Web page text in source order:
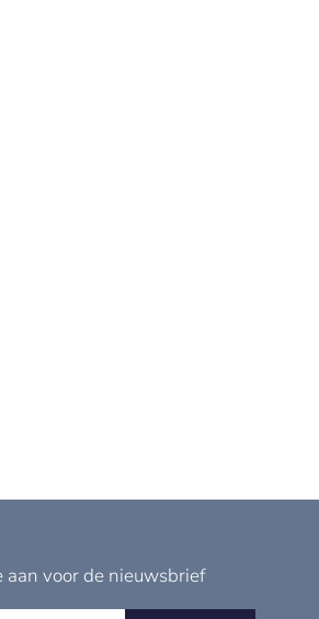
aan voor de nieuwsbrief